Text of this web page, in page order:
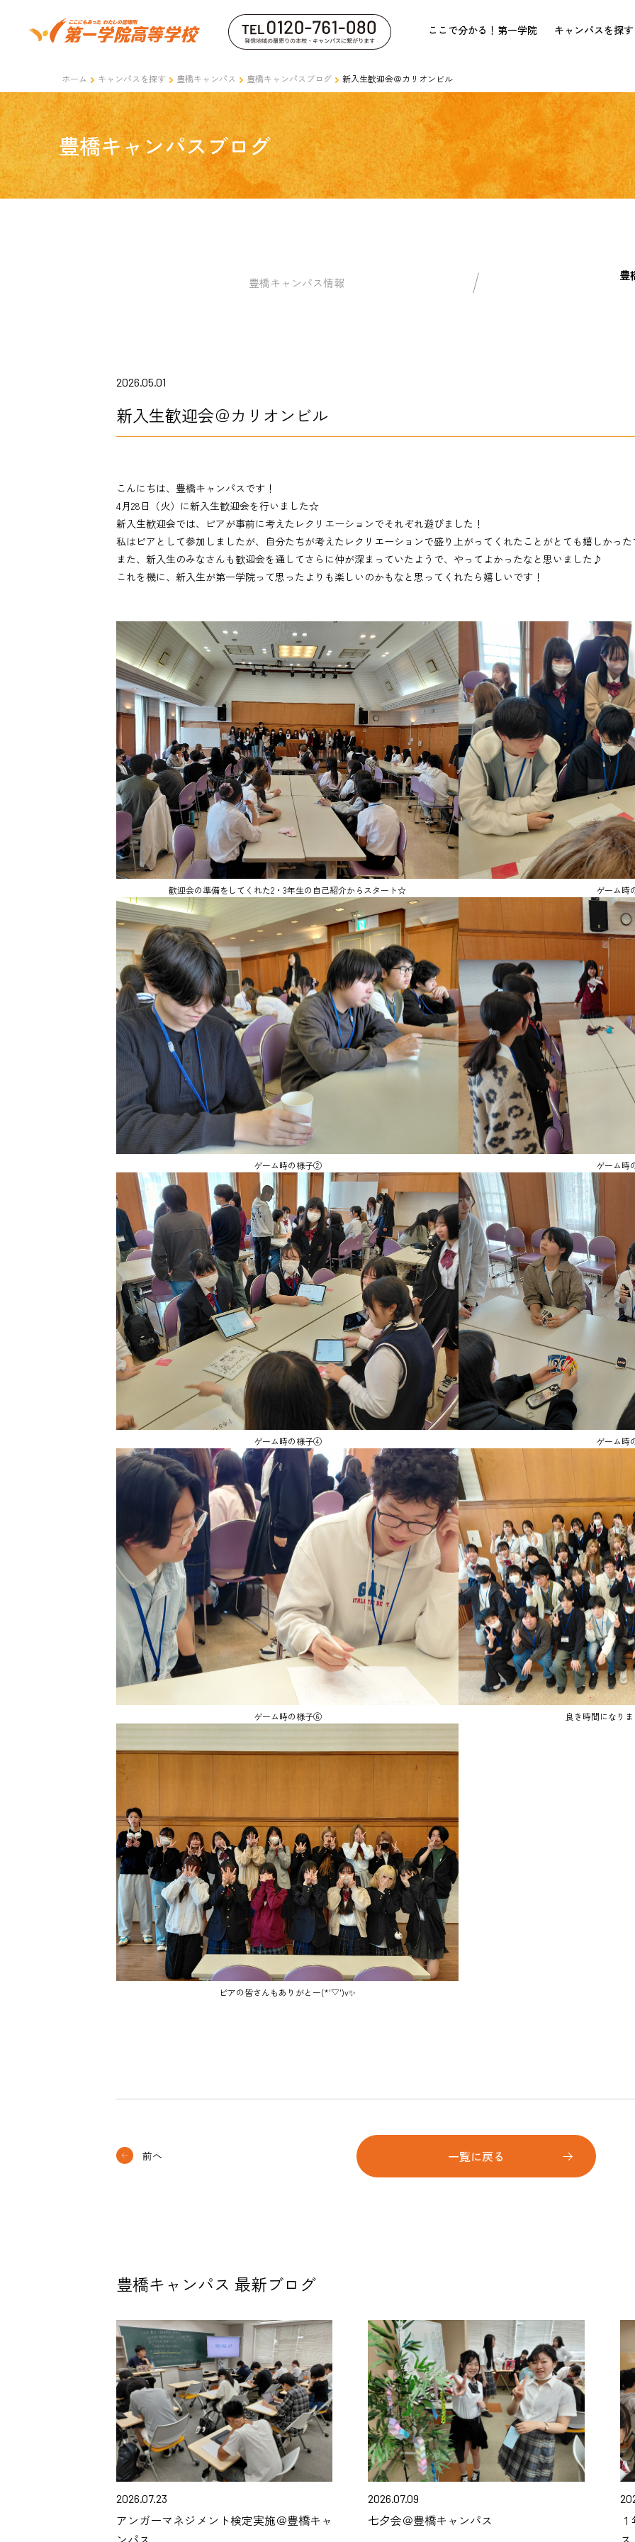
ここで分かる！第一学院 キャンパスを探す
ホーム キャンパスを探す 豊橋キャンパス 豊橋キャンパスブログ 新入生歓迎会＠カリオンビル
豊橋キャンパスブログ
豊橋キャンパス情報
豊
2026.05.01
新入生歓迎会＠カリオンビル
こんにちは、豊橋キャンパスです！
4月28日（火）に新入生歓迎会を行いました☆
新入生歓迎会では、ピアが事前に考えたレクリエーションでそれぞれ遊びました！
私はピアとして参加しましたが、自分たちが考えたレクリエーションで盛り上がってくれたことがとても嬉しかっ
また、新入生のみなさんも歓迎会を通してさらに仲が深まっていたようで、やってよかったなと思いました♪
これを機に、新入生が第一学院って思ったよりも楽しいのかもなと思ってくれたら嬉しいです！
歓迎会の準備をしてくれた2・3年生の自己紹介からスタート☆ ゲーム時
ゲーム時の様子② ゲーム時
ゲーム時の様子④ ゲーム時
ゲーム時の様子⑥ 良き時間になり
ピアの皆さんもありがとー(*'▽')v✨
前へ 一覧に戻る
豊橋キャンパス 最新ブログ
2026.07.23
アンガーマネジメント検定実施＠豊橋キャ
2026.07.09
七夕会＠豊橋キャンパス